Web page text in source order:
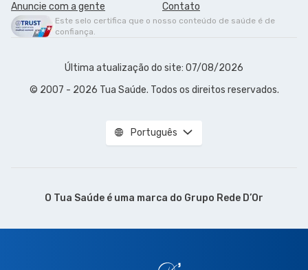
Anuncie com a gente Contato
Este selo certifica que o nosso conteúdo de saúde é de
confiança.
Última atualização do site: 07/08/2026
© 2007 - 2026 Tua Saúde. Todos os direitos reservados.
Português
O Tua Saúde é uma marca do Grupo Rede D’Or